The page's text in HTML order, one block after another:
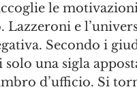
le
Lazzeroni e
Secondo i
una sigla
d’ufficio. Si